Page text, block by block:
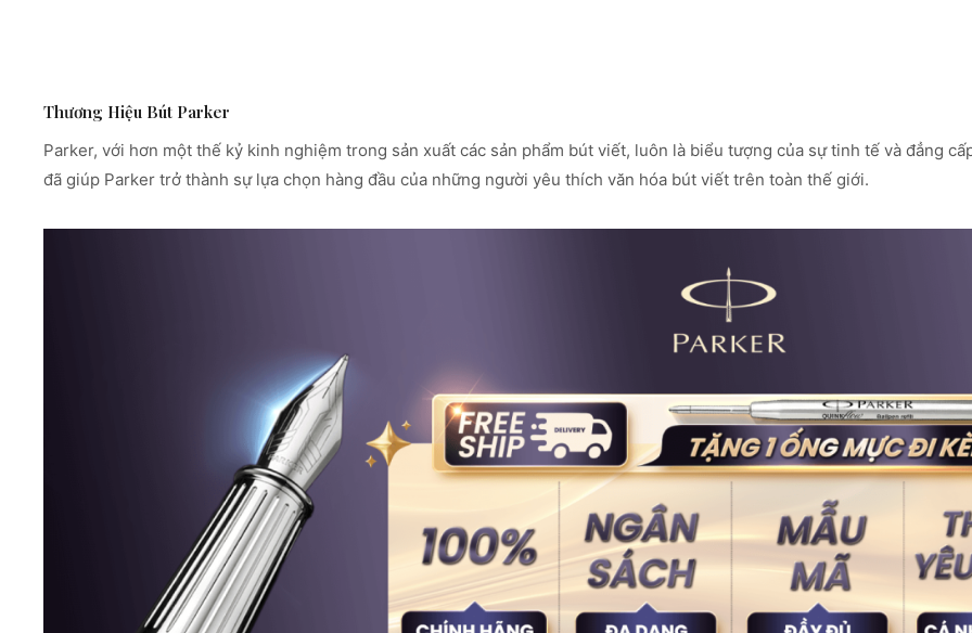
Thương Hiệu Bút Parker
Parker, với hơn một thế kỷ kinh nghiệm trong sản xuất các sản phẩm bút viết, luôn là biểu tượng của sự tinh tế và đẳng
đã giúp Parker trở thành sự lựa chọn hàng đầu của những người yêu thích văn hóa bút viết trên toàn thế giới.